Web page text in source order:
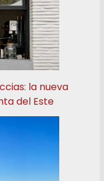
la nueva
del Este